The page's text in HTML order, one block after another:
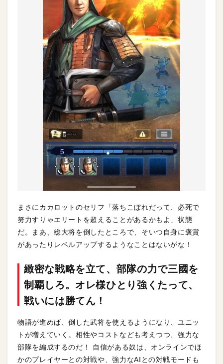
まさにカカロットのセリフ「落ちこぼれだって、必死で
努力すりゃエリートを超えることがあるかもよ」状態
だ。まあ、総大将を倒したところで、そいつ自身に褒賞
があったりレベルアップするようなことはないがな！
緻密な戦略を立て、部隊の力で三國を
制覇しろ。オレ様ひとり強くたって、
戦いには勝てん！
物語が進めば、倒した武将を使えるようになり、ユニッ
トが増えていく。相性やコストなども考えつつ、強力な
部隊を編成するのだ！ 自信がある奴は、オンラインでほ
かのプレイヤーとの対戦や、強力なAIとの対戦モードも